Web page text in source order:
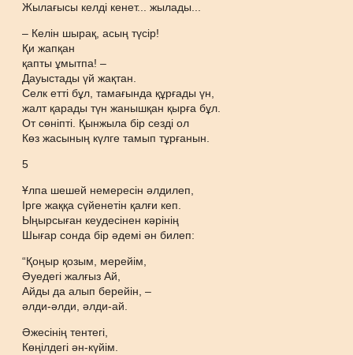
Жылағысы келді кенет... жылады...
– Келін шырақ, асың түсір!
Қи жапқан
қапты ұмытпа! –
Дауыстады үй жақтан.
Селк етті бұл, тамағында құрғады үн,
жалт қарады түн жанышқан қырға бұл.
От сөніпті. Қынжыла бір сезді ол
Көз жасының күлге тамып тұрғанын.
5
Ұлпа шешей немересін әлдилеп,
Ірге жаққа сүйенетін қалғи кеп.
Ыңырсыған кеудесінен кәрінің
Шығар сонда бір әдемі ән билеп:
“Қоңыр қозым, мерейім,
Әуедегі жалғыз Ай,
Айды да алып берейін, –
әлди-әлди, әлди-ай.
Әжесінің тентегі,
Көңілдегі ән-күйім.